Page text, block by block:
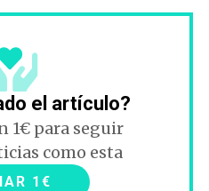
el artículo?
1€ para seguir
como esta
1€